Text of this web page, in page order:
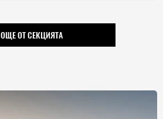
ОЩЕ ОТ СЕКЦИЯТА